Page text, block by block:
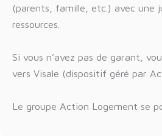
(parents, famille, etc.) avec une
ressources.
Si vous n’avez pas de garant,
vers Visale (dispositif géré par
Le groupe Action Logement se